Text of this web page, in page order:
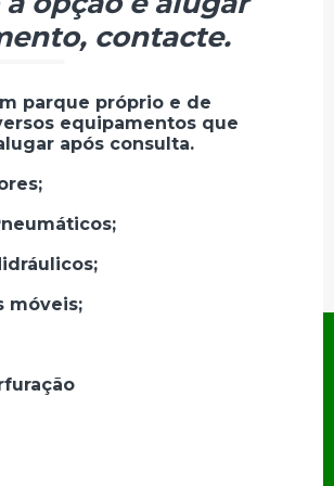
contacte.
parque próprio e de
equipamentos que
após consulta.
móveis;